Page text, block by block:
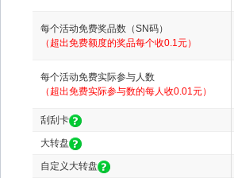
每个活动免费奖品数（SN码）
（超出免费额度的奖品每个收0.1元）
每个活动免费实际参与人数
（超出免费实际参与数的每人收0.01元）
刮刮卡
大转盘
自定义大转盘